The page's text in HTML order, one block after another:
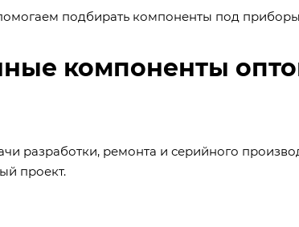
подбирать компоненты под приборы
компоненты
разработки, ремонта и серийного
проект.